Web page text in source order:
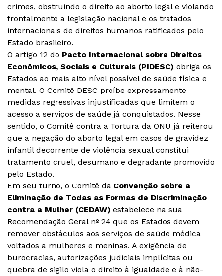
crimes, obstruindo o direito ao aborto legal e violando
frontalmente a legislação nacional e os tratados
internacionais de direitos humanos ratificados pelo
Estado brasileiro.
O artigo 12 do Pacto Internacional sobre Direitos
Econômicos, Sociais e Culturais (PIDESC) obriga os
Estados ao mais alto nível possível de saúde física e
mental. O Comitê DESC proíbe expressamente
medidas regressivas injustificadas que limitem o
acesso a serviços de saúde já conquistados. Nesse
sentido, o Comitê contra a Tortura da ONU já reiterou
que a negação do aborto legal em casos de gravidez
infantil decorrente de violência sexual constitui
tratamento cruel, desumano e degradante promovido
pelo Estado.
Em seu turno, o Comitê da Convenção sobre a
Eliminação de Todas as Formas de Discriminação
contra a Mulher (CEDAW) estabelece na sua
Recomendação Geral nº 24 que os Estados devem
remover obstáculos aos serviços de saúde médica
voltados a mulheres e meninas. A exigência de
burocracias, autorizações judiciais implícitas ou
quebra de sigilo viola o direito à igualdade e à não-